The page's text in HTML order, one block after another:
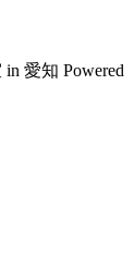
愛知 Powered